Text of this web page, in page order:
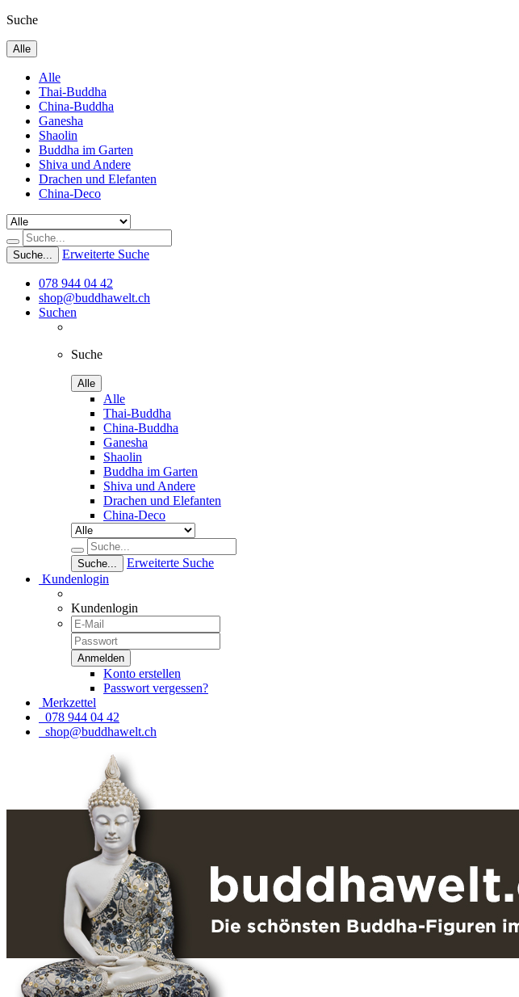
Suche
Alle
Alle
Thai-Buddha
China-Buddha
Ganesha
Shaolin
Buddha im Garten
Shiva und Andere
Drachen und Elefanten
China-Deco
Suche... Erweiterte Suche
078 944 04 42
shop@buddhawelt.ch
Suchen
Suche
Alle
Alle
Thai-Buddha
China-Buddha
Ganesha
Shaolin
Buddha im Garten
Shiva und Andere
Drachen und Elefanten
China-Deco
Suche...
Erweiterte Suche
Kundenlogin
Kundenlogin
Konto erstellen
Passwort vergessen?
Merkzettel
078 944 04 42
shop@buddhawelt.ch